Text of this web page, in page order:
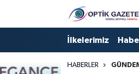
İlkelerimiz
HABERLER
Nöbetçi Eczaneler
Hava Durumu